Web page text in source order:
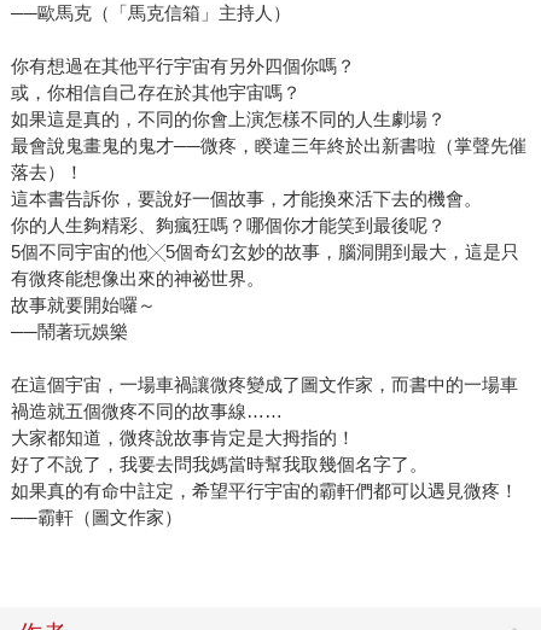
──歐馬克（「馬克信箱」主持人）
你有想過在其他平行宇宙有另外四個你嗎？
或，你相信自己存在於其他宇宙嗎？
如果這是真的，不同的你會上演怎樣不同的人生劇場？
最會說鬼畫鬼的鬼才──微疼，睽違三年終於出新書啦（掌聲先催
落去）！
這本書告訴你，要說好一個故事，才能換來活下去的機會。
你的人生夠精彩、夠瘋狂嗎？哪個你才能笑到最後呢？
5個不同宇宙的他╳5個奇幻玄妙的故事，腦洞開到最大，這是只
有微疼能想像出來的神祕世界。
故事就要開始囉～
──鬧著玩娛樂
在這個宇宙，一場車禍讓微疼變成了圖文作家，而書中的一場車
禍造就五個微疼不同的故事線……
大家都知道，微疼說故事肯定是大拇指的！
好了不說了，我要去問我媽當時幫我取幾個名字了。
如果真的有命中註定，希望平行宇宙的霸軒們都可以遇見微疼！
──霸軒（圖文作家）